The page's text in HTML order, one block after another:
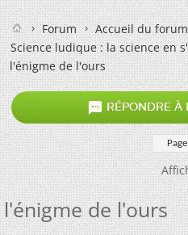
Forum
Accueil du forum
Science ludique : la science en
l'énigme de l'ours
 RÉPONDRE À
l'énigme de l'ours